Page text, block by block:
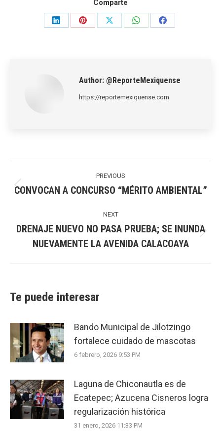
Comparte
Share
Share
Share
Share
Share
Author: @ReporteMexiquense
https://reportemexiquense.com
navigation
PREVIOUS
Previous
CONVOCAN A CONCURSO “MÉRITO AMBIENTAL”
NEXT
post:
DRENAJE NUEVO NO PASA PRUEBA; SE INUNDA
NUEVAMENTE LA AVENIDA CALACOAYA
Te puede interesar
Bando Municipal de Jilotzingo
fortalece cuidado de mascotas
6 febrero, 2026 9:53 PM
Laguna de Chiconautla es de
Ecatepec; Azucena Cisneros logra
regularización histórica
31 enero, 2026 11:33 PM